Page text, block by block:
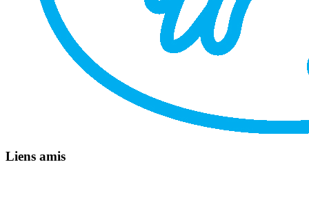
Liens amis